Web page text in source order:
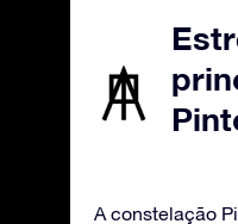
A constelação